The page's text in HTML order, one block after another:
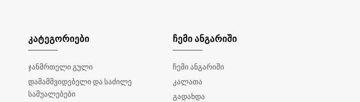
ᲙᲐᲢᲔᲒᲝᲠᲘᲔᲑᲘ
ჯანმრთელი გული
დამამშვიდებელი და საძილე
საშუალებები
ᲩᲔᲛᲘ ᲐᲜᲒᲐᲠᲘᲨᲘ
ჩემი ანგარიში
კალათა
გადახდა